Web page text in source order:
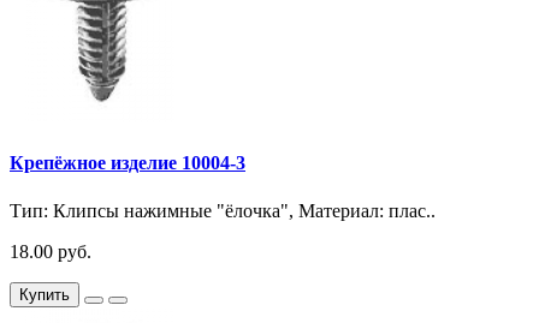
Крепёжное изделие 10004-3
Тип: Клипсы нажимные "ёлочка", Материал: плас..
18.00 руб.
Купить